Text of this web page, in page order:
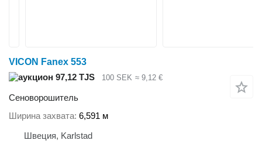
VICON Fanex 553
97,12 TJS
100 SEK ≈ 9,12 €
Сеноворошитель
Ширина захвата 6,591 м
Швеция, Karlstad